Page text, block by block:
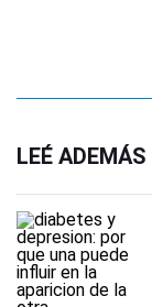
LEÉ ADEMÁS